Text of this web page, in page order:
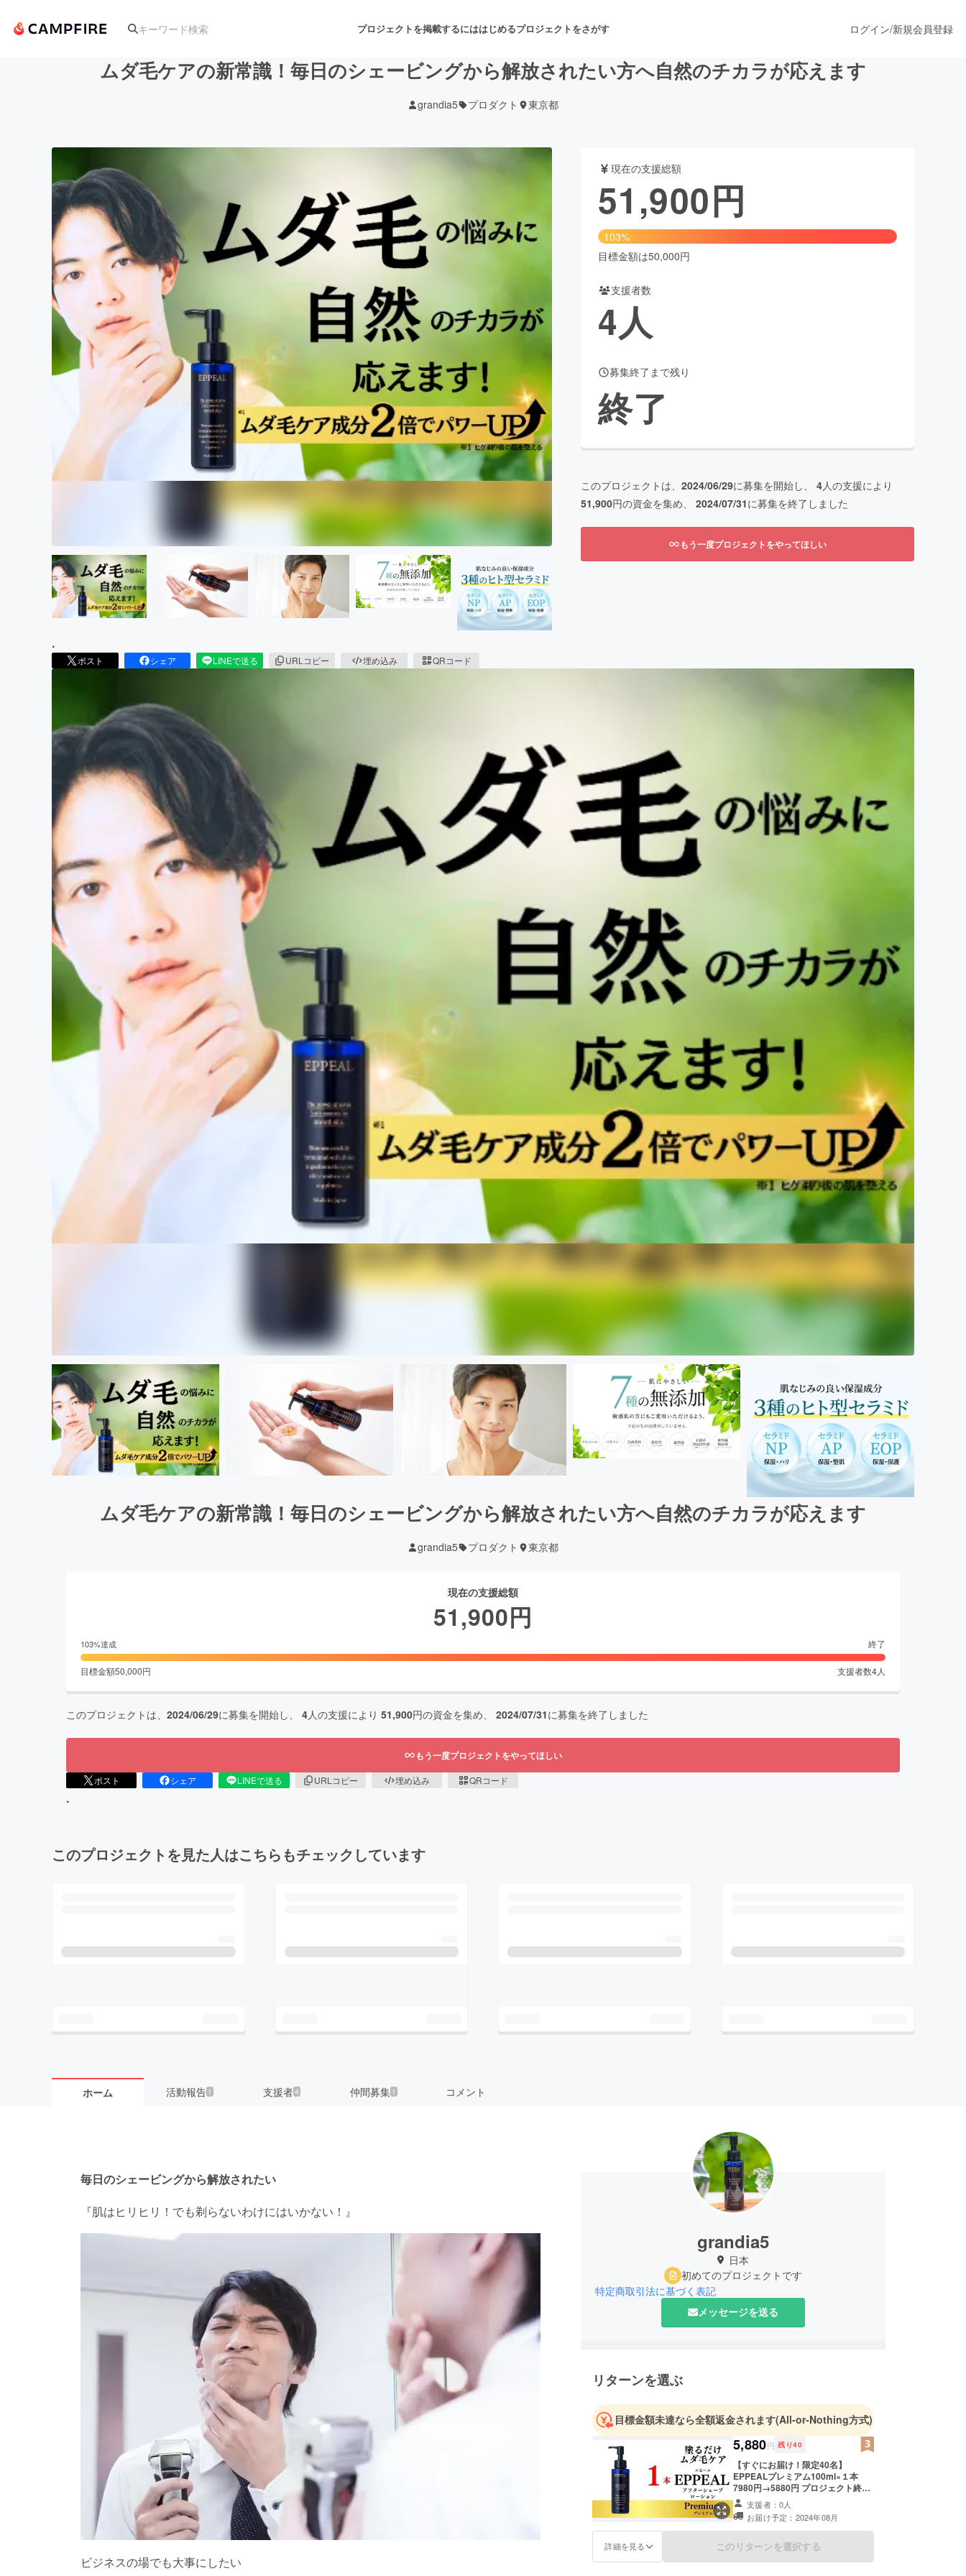
プロジェクトを掲載するにははじめるプロジェクトをさがす
舞台・パフォーマンス
テクノロジー・ガジェット ゲーム・サービス開発 フード・飲食店 ファッション
映像・映画 書籍・雑誌出版
ビジネス・起業 チャレンジ ビューティー・ヘルスケア
まちづくり・地域活性化
CAMPFIRE for Social Good
CAMPFIRE Creation
CAMPFIREふるさと納税
machi-yaコミュニティ
ログイン/新規会員登録
ムダ毛ケアの新常識！毎日のシェービングから解放されたい方へ自然のチカラが応えます
grandia5 プロダクト 東京都
.
ポスト シェア LINEで送る URLコピー 埋め込み QRコード
現在の支援総額
51,900円
103%
目標金額は50,000円
支援者数
4人
募集終了まで残り
終了
このプロジェクトは、 2024/06/29に募集を開始し、 4人の支援により
51,900円の資金を集め、 2024/07/31に募集を終了しました
もう一度プロジェクトをやってほしい
ムダ毛ケアの新常識！毎日のシェービングから解放されたい方へ自然のチカラが応えます
grandia5 プロダクト 東京都
現在の支援総額
51,900円
103%達成 終了
目標金額50,000円 支援者数4人
このプロジェクトは、 2024/06/29に募集を開始し、 4人の支援により 51,900円の資金を集め、 2024/07/31に募集を終了しました
もう一度プロジェクトをやってほしい
ポスト シェア LINEで送る URLコピー 埋め込み QRコード
.
このプロジェクトを見た人はこちらもチェックしています
ホーム 活動報告 1 支援者4 仲間募集 1 コメント
毎日のシェービングから解放されたい
『肌はヒリヒリ！でも剃らないわけにはいかない！』
ビジネスの場でも大事にしたい
grandia5
日本
初めてのプロジェクトです
特定商取引法に基づく表記
メッセージを送る
リターンを選ぶ
目標金額未達なら全額返金されます(All-or-Nothing方式)
5,880円 残り40
【すぐにお届け！限定40名】
EPPEALプレミアム100ml×１本
7980円→5880円 プロジェクト終了
後すぐに発送します。
支援者：0人
お届け予定：2024年08月
詳細を見る このリターンを選択する